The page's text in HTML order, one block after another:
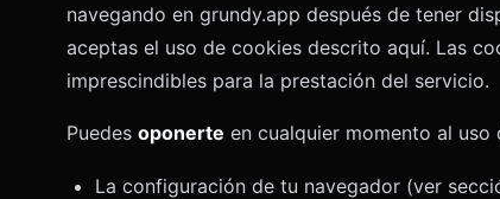
navegando en grundy.app después de tener
aceptas el uso de cookies descrito aquí. Las
imprescindibles para la prestación del servicio.
Puedes oponerte en cualquier momento al
La configuración de tu navegador (ver